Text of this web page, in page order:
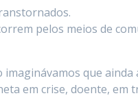
pelos meios de
imaginávamos que
em crise, doente, em